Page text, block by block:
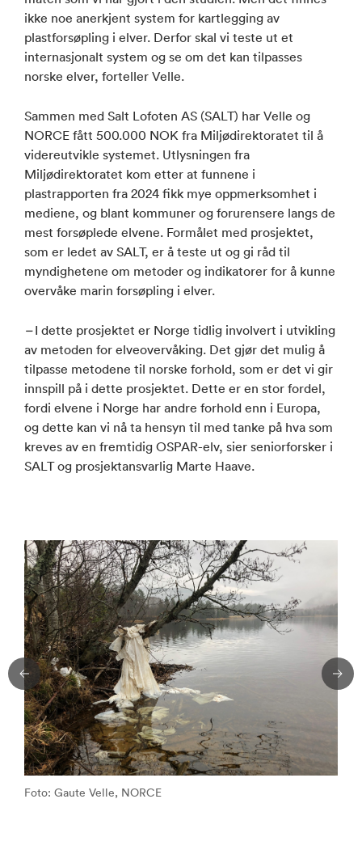
ikke noe anerkjent system for kartlegging av
plastforsøpling i elver. Derfor skal vi teste ut et
internasjonalt system og se om det kan tilpasses
norske elver, forteller Velle.
Sammen med Salt Lofoten AS (SALT) har Velle og
NORCE fått 500.000 NOK fra Miljødirektoratet til å
videreutvikle systemet. Utlysningen fra
Miljødirektoratet kom etter at funnene i
plastrapporten fra 2024 fikk mye oppmerksomhet i
mediene, og blant kommuner og forurensere langs de
mest forsøplede elvene. Formålet med prosjektet,
som er ledet av SALT, er å teste ut og gi råd til
myndighetene om metoder og indikatorer for å kunne
overvåke marin forsøpling i elver.
–I dette prosjektet er Norge tidlig involvert i utvikling
av metoden for elveovervåking. Det gjør det mulig å
tilpasse metodene til norske forhold, som er det vi gir
innspill på i dette prosjektet. Dette er en stor fordel,
fordi elvene i Norge har andre forhold enn i Europa,
og dette kan vi nå ta hensyn til med tanke på hva som
kreves av en fremtidig OSPAR-elv, sier seniorforsker i
SALT og prosjektansvarlig Marte Haave.
Foto: Gaute Velle, NORCE